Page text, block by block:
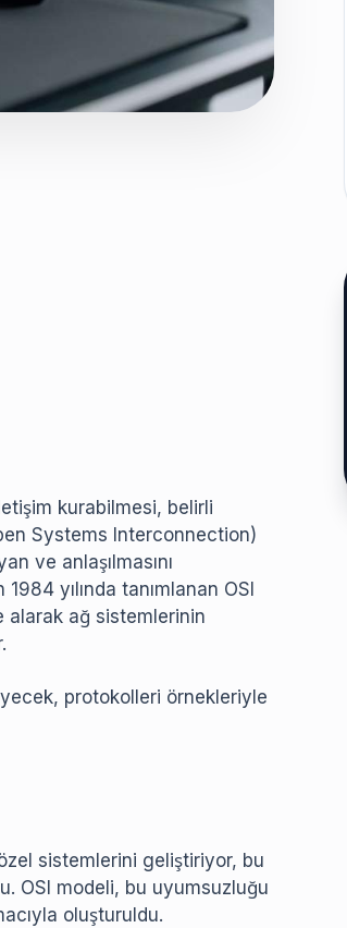
kurabilmesi, belirli
Systems Interconnection)
ve anlaşılmasını
yılında tanımlanan OSI
alarak ağ sistemlerinin
protokolleri örnekleriyle
sistemlerini geliştiriyor, bu
OSI modeli, bu uyumsuzluğu
oluşturuldu.